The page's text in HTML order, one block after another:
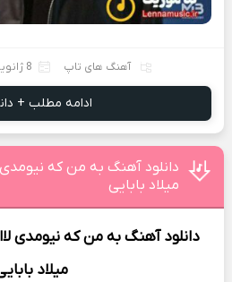
آهنگ های تاپ 8 ژانویه 2025
ادامه مطلب +
دانلود آهنگ به من که نیومدی
میلاد بابایی
دانلود آهنگبه من که نیومدی
میلاد